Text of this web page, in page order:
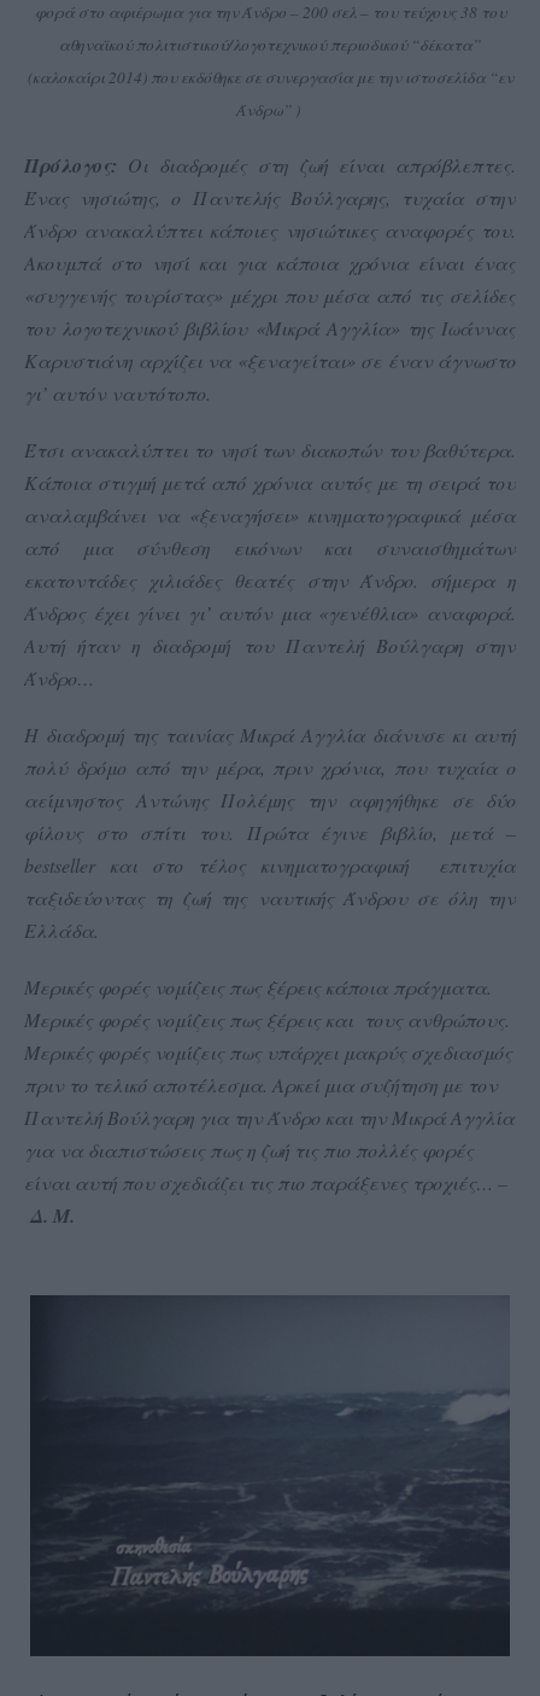
φορά στο αφιέρωμα για την Άνδρο – 200 σελ – του τεύχους 38 του
αθηναϊκού πολιτιστικού/λογοτεχνικού περιοδικού “δέκατα”
(καλοκαίρι 2014) που εκδόθηκε σε συνεργασία με την ιστοσελίδα “εν
Άνδρω” )
Πρόλογος: Οι διαδρομές στη ζωή είναι απρόβλεπτες.
Ένας νησιώτης, ο Παντελής Βούλγαρης, τυχαία στην
Άνδρο ανακαλύπτει κάποιες νησιώτικες αναφορές του.
Ακουμπά στο νησί και για κάποια χρόνια είναι ένας
«συγγενής τουρίστας» μέχρι που μέσα από τις σελίδες
του λογοτεχνικού βιβλίου «Μικρά Αγγλία» της Ιωάννας
Καρυστιάνη αρχίζει να «ξεναγείται» σε έναν άγνωστο
γι’ αυτόν ναυτότοπο.
Έτσι ανακαλύπτει το νησί των διακοπών του βαθύτερα.
Κάποια στιγμή μετά από χρόνια αυτός με τη σειρά του
αναλαμβάνει να «ξεναγήσει» κινηματογραφικά μέσα
από μια σύνθεση εικόνων και συναισθημάτων
εκατοντάδες χιλιάδες θεατές στην Άνδρο. σήμερα η
Άνδρος έχει γίνει γι’ αυτόν μια «γενέθλια» αναφορά.
Αυτή ήταν η διαδρομή του Παντελή Βούλγαρη στην
Άνδρο…
Η διαδρομή της ταινίας Μικρά Αγγλία διάνυσε κι αυτή
πολύ δρόμο από την μέρα, πριν χρόνια, που τυχαία ο
αείμνηστος Αντώνης Πολέμης την αφηγήθηκε σε δύο
φίλους στο σπίτι του. Πρώτα έγινε βιβλίο, μετά –
bestseller και στο τέλος κινηματογραφική επιτυχία
ταξιδεύοντας τη ζωή της ναυτικής Άνδρου σε όλη την
Ελλάδα.
Μερικές φορές νομίζεις πως ξέρεις κάποια πράγματα.
Μερικές φορές νομίζεις πως ξέρεις και τους ανθρώπους.
Μερικές φορές νομίζεις πως υπάρχει μακρύς σχεδιασμός
πριν το τελικό αποτέλεσμα. Αρκεί μια συζήτηση με τον
Παντελή Βούλγαρη για την Άνδρο και την Μικρά Αγγλία
για να διαπιστώσεις πως η ζωή τις πιο πολλές φορές
είναι αυτή που σχεδιάζει τις πιο παράξενες τροχιές… –
Δ. Μ.